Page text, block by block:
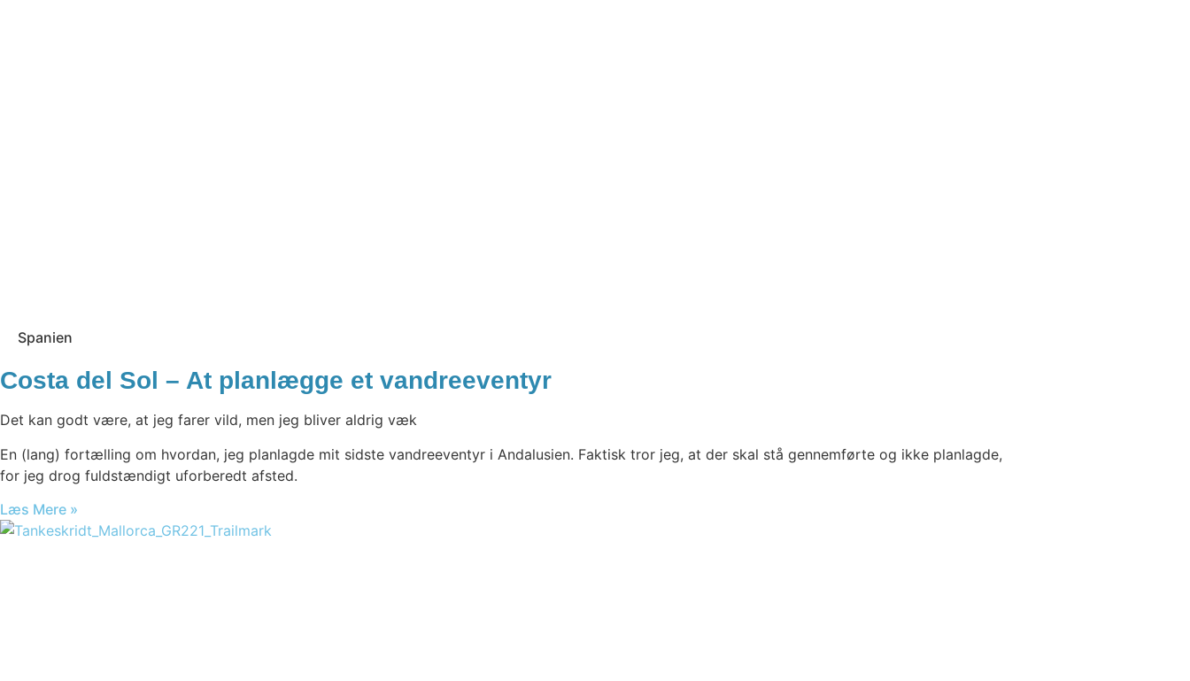
Spanien
Costa del Sol – At planlægge et vandreeventyr
Det kan godt være, at jeg farer vild, men jeg bliver aldrig væk
En (lang) fortælling om hvordan, jeg planlagde mit sidste vandreeventyr i Andalusien. Faktisk tror jeg, at der skal stå gennemførte og ikke planlagde,
for jeg drog fuldstændigt uforberedt afsted.
Læs Mere »